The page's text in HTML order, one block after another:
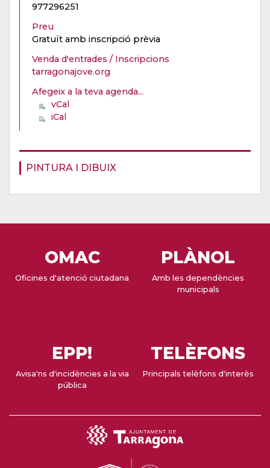
PINTURA I DIBUIX
977296251
Preu
Gratuït amb inscripció prèvia
Venda d'entrades / Inscripcions
tarragonajove.org
Afegeix a la teva agenda...
vCal
iCal
OMAC
Oficines d'atenció ciutadana
PLÀNOL
Amb les dependències
municipals
EPP!
Avisa'ns d'incidències a la via
pública
TELÈFONS
Principals telèfons d'interès